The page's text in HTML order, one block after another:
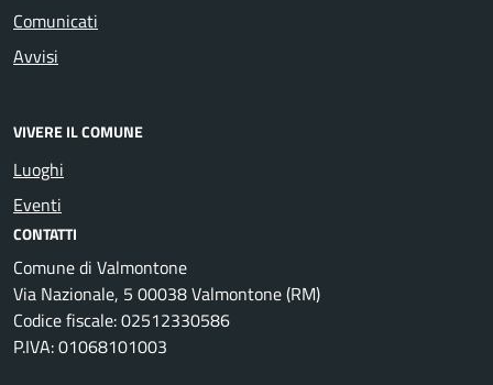
Comunicati
Avvisi
VIVERE IL COMUNE
Luoghi
Eventi
CONTATTI
Comune di Valmontone
Via Nazionale, 5 00038 Valmontone (RM)
Codice fiscale: 02512330586
P.IVA: 01068101003